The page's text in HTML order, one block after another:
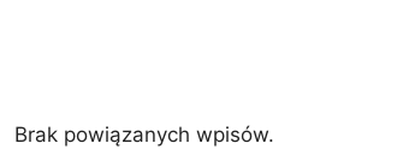
Brak powiązanych wpisów.